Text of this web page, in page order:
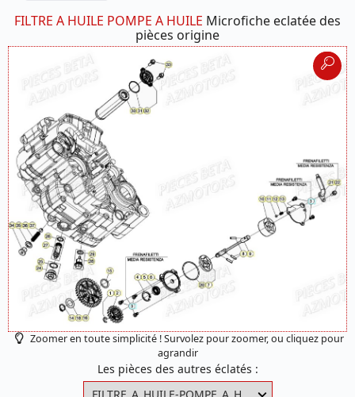
FILTRE A HUILE POMPE A HUILE Microfiche eclatée des
pièces origine
Zoomer en toute simplicité ! Survolez pour zoomer, ou cliquez pour
agrandir
Les pièces des autres éclatés :